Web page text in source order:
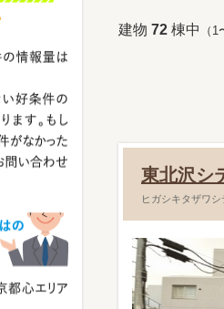
建物 72 棟中 （
東北沢シ
ヒガシキタザワシ